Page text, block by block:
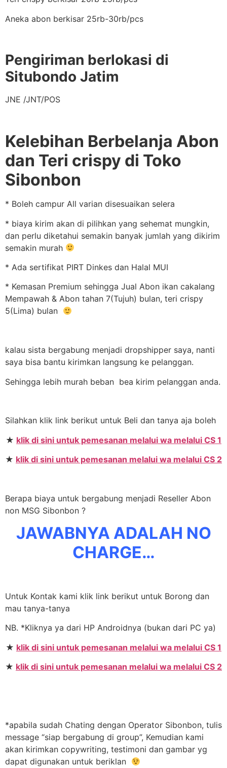
Aneka abon berkisar 25rb-30rb/pcs
Pengiriman berlokasi di
Situbondo Jatim
JNE /JNT/POS
Kelebihan Berbelanja Abon
dan Teri crispy di Toko
Sibonbon
* Boleh campur All varian disesuaikan selera
* biaya kirim akan di pilihkan yang sehemat mungkin,
dan perlu diketahui semakin banyak jumlah yang dikirim
semakin murah
* Ada sertifikat PIRT Dinkes dan Halal MUI
* Kemasan Premium sehingga Jual Abon ikan cakalang
Mempawah & Abon tahan 7(Tujuh) bulan, teri crispy
5(Lima) bulan
kalau sista bergabung menjadi dropshipper saya, nanti
saya bisa bantu kirimkan langsung ke pelanggan.
Sehingga lebih murah beban bea kirim pelanggan anda.
Silahkan klik link berikut untuk Beli dan tanya aja boleh
★ klik di sini untuk pemesanan melalui wa melalui CS 1
★ klik di sini untuk pemesanan melalui wa melalui CS 2
Berapa biaya untuk bergabung menjadi Reseller Abon
non MSG Sibonbon ?
JAWABNYA ADALAH NO
CHARGE…
Untuk Kontak kami klik link berikut untuk Borong dan
mau tanya-tanya
NB. *Kliknya ya dari HP Androidnya (bukan dari PC ya)
★ klik di sini untuk pemesanan melalui wa melalui CS 1
★ klik di sini untuk pemesanan melalui wa melalui CS 2
*apabila sudah Chating dengan Operator Sibonbon, tulis
message “siap bergabung di group”, Kemudian kami
akan kirimkan copywriting, testimoni dan gambar yg
dapat digunakan untuk beriklan